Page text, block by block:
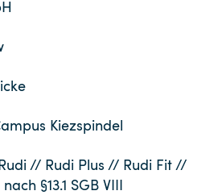
Kiezspindel
// Rudi Plus // Rudi Fit //
§13.1 SGB VIII